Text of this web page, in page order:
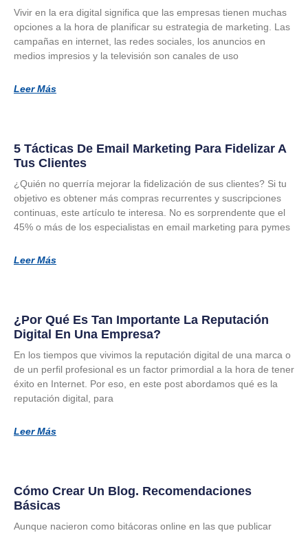
Vivir en la era digital significa que las empresas tienen muchas
opciones a la hora de planificar su estrategia de marketing. Las
campañas en internet, las redes sociales, los anuncios en
medios impresios y la televisión son canales de uso
Leer Más
5 Tácticas De Email Marketing Para Fidelizar A
Tus Clientes
¿Quién no querría mejorar la fidelización de sus clientes? Si tu
objetivo es obtener más compras recurrentes y suscripciones
continuas, este artículo te interesa. No es sorprendente que el
45% o más de los especialistas en email marketing para pymes
Leer Más
¿Por Qué Es Tan Importante La Reputación
Digital En Una Empresa?
En los tiempos que vivimos la reputación digital de una marca o
de un perfil profesional es un factor primordial a la hora de tener
éxito en Internet. Por eso, en este post abordamos qué es la
reputación digital, para
Leer Más
Cómo Crear Un Blog. Recomendaciones
Básicas
Aunque nacieron como bitácoras online en las que publicar